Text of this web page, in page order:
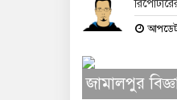
আপডেট
জামালপুর